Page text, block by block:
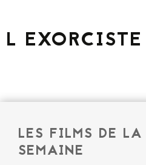
L EXORCISTE
LES FILMS DE LA
SEMAINE